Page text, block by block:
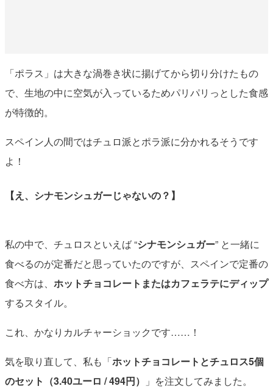
「ポラス」は大きな渦巻き状に揚げてから切り分けたもの
で、生地の中に空気が入っているためパリパリっとした食感
が特徴的。
スペイン人の間ではチュロ派とポラ派に分かれるそうです
よ！
【え、シナモンシュガーじゃないの？】
私の中で、チュロスといえば “シナモンシュガー” と一緒に
食べるのが定番だと思っていたのですが、スペインで定番の
食べ方は、 ホットチョコレートまたはカフェラテにディップ
するスタイル。
これ、かなりカルチャーショックです……！
気を取り直して、私も「ホットチョコレートとチュロス5個
のセット（3.40ユーロ / 494円）
」を注文してみました。